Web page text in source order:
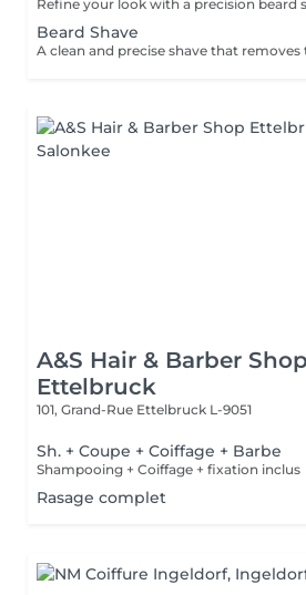
Beard Shave
A&S Hair & Barber Shop
Ettelbruck
101, Grand-Rue Ettelbruck L-9051
Sh. + Coupe + Coiffage + Barbe
Shampooing + Coiffage + fixation inclus
Rasage complet